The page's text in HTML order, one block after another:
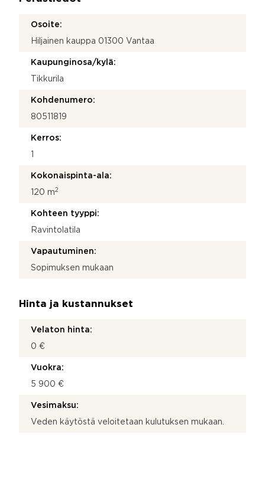
Osoite:
Hiljainen kauppa 01300 Vantaa
Kaupunginosa/kylä:
Tikkurila
Kohdenumero:
80511819
Kerros:
Kokonaispinta-ala:
120 m2
Kohteen tyyppi:
Ravintolatila
Vapautuminen:
Sopimuksen mukaan
Hinta ja kustannukset
Velaton hinta:
0 €
Vuokra:
5 900 €
Vesimaksu:
Veden käytöstä veloitetaan kulutuksen mukaan.